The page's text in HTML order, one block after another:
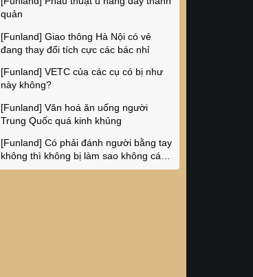
quản
[Funland] Giao thông Hà Nội có vẻ
đang thay đổi tích cực các bác nhỉ
[Funland] VETC của các cụ có bị như
này không?
[Funland] Văn hoá ăn uống người
Trung Quốc quá kinh khủng
[Funland] Có phải đánh người bằng tay
không thì không bị làm sao không các
cụ?